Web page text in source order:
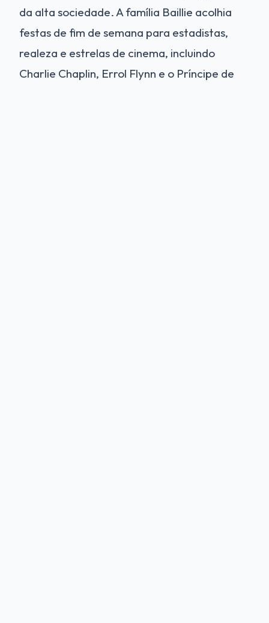
da alta sociedade. A família Baillie acolhia
festas de fim de semana para estadistas,
realeza e estrelas de cinema, incluindo
Charlie Chaplin, Errol Flynn e o Príncipe de